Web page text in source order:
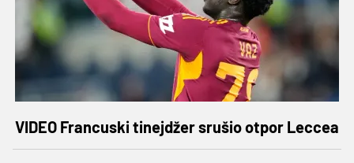
VIDEO Francuski tinejdžer srušio otpor Leccea